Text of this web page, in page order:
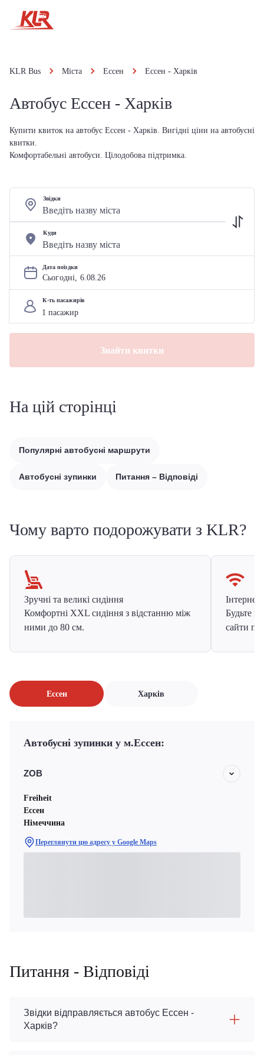
KLR Bus Міста Ессен Ессен - Харків
Автобус Ессен - Харків
Купити квиток на автобус Ессен - Харків. Вигідні ціни на автобусні
квитки.
Комфортабельні автобуси. Цілодобова підтримка.
Звідки
Куди
Дата поїздки
Сьогодні, 6.08.26
К-ть пасажирів
Знайти квитки
На цій сторінці
Популярні автобусні маршрути
Автобусні зупинки Питання – Відповіді
Чому варто подорожувати з KLR?
Зручні та великі сидіння
Комфортні XXL сидіння з відстанню між
ними до 80 см.
Інтернет
Будьте
сайти
Ессен Харків
Автобусні зупинки у м.Ессен:
ZOB
Freiheit
Ессен
Німеччина
Переглянути цю адресу у Google Maps
Питання - Відповіді
Звідки відправляється автобус Ессен -
Харків?